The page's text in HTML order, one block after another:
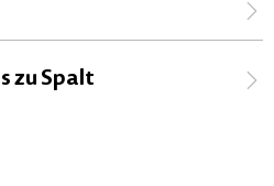
zu Spalt